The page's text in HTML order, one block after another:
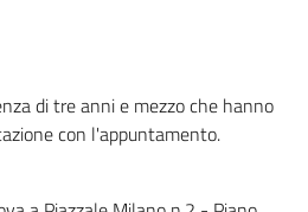
di tre anni e mezzo che hanno
con l'appuntamento.